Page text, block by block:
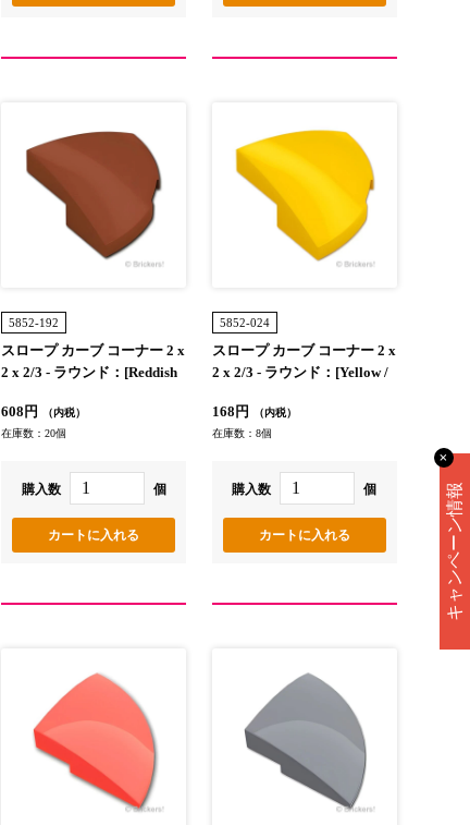
5852-192
スロープ カーブ コーナー 2 x
2 x 2/3 - ラウンド：[Reddish
608円
（内税）
在庫数：20個
購入数 個
5852-024
スロープ カーブ コーナー 2 x
2 x 2/3 - ラウンド：[Yellow /
168円
（内税）
在庫数：8個
購入数 個
✕
キャンペーン情報